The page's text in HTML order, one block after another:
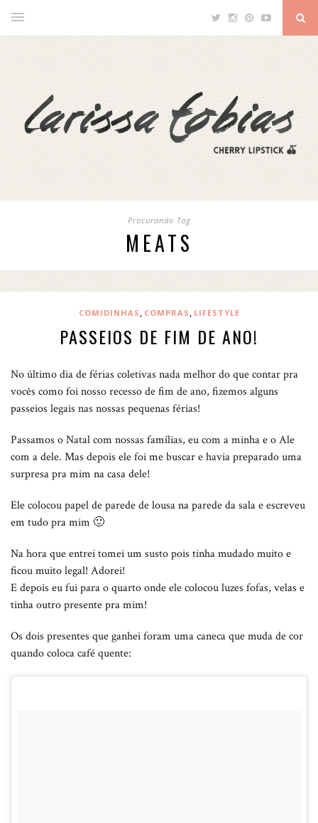
Procurando Tag
MEATS
COMIDINHAS , COMPRAS , LIFESTYLE
PASSEIOS DE FIM DE ANO!
No último dia de férias coletivas nada melhor do que contar pra
vocês como foi nosso recesso de fim de ano, fizemos alguns
passeios legais nas nossas pequenas férias!
Passamos o Natal com nossas famílias, eu com a minha e o Ale
com a dele. Mas depois ele foi me buscar e havia preparado uma
surpresa pra mim na casa dele!
Ele colocou papel de parede de lousa na parede da sala e escreveu
em tudo pra mim 🙂
Na hora que entrei tomei um susto pois tinha mudado muito e
ficou muito legal! Adorei!
E depois eu fui para o quarto onde ele colocou luzes fofas, velas e
tinha outro presente pra mim!
Os dois presentes que ganhei foram uma caneca que muda de cor
quando coloca café quente: